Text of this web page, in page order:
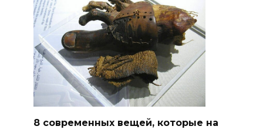
8 современных вещей, которые на